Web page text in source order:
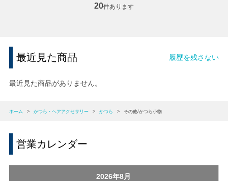
20件あります
最近見た商品 履歴を残さない
最近見た商品がありません。
ホーム > かつら・ヘアアクセサリー > かつら > その他/かつら小物
営業カレンダー
2026年8月